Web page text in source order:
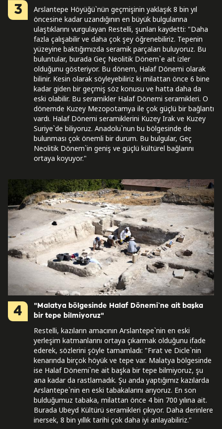
3
Arslantepe Höyüğü`nün geçmişinin yaklaşık 8 bin yıl
öncesine kadar uzandığının en büyük bulgularına
ulaştıklarını vurgulayan Restelli, şunları kaydetti: "Daha
fazla çalışabilir ve daha çok şey öğrenebiliriz. Tepenin
yüzeyine baktığımızda seramik parçaları buluyoruz. Bu
buluntular, burada Geç Neolitik Dönem`e ait izler
olduğunu gösteriyor. Bu dönem, Halaf Dönemi olarak
bilinir. Kesin olarak söyleyebiliriz ki milattan önce 6 bine
kadar giden bir geçmiş söz konusu ve hatta daha da
eski olabilir. Bu seramikler Halaf Dönemi seramikleri. O
dönemde Kuzey Mezopotamya ile çok güçlü bir bağlantı
vardı. Halaf Dönemi seramiklerini Kuzey Irak ve Kuzey
Suriye`de biliyoruz. Anadolu`nun bu bölgesinde de
bulunması çok önemli bir durum. Bu bulgular, Geç
Neolitik Dönem`in geniş ve güçlü kültürel bağlarını
ortaya koyuyor."
4
"Malatya bölgesinde Halaf Dönemi`ne ait başka
bir tepe bilmiyoruz"
Restelli, kazıların amacının Arslantepe`nin en eski
yerleşim katmanlarını ortaya çıkarmak olduğunu ifade
ederek, sözlerini şöyle tamamladı: "Fırat ve Dicle`nin
kenarında birçok höyük ve tepe var. Malatya bölgesinde
ise Halaf Dönemi`ne ait başka bir tepe bilmiyoruz, şu
ana kadar da rastlamadık. Şu anda yaptığımız kazılarda
Arslantepe`nin en eski tabakalarını arıyoruz. En son
bulduğumuz tabaka, milattan önce 4 bin 700 yılına ait.
Burada Ubeyd Kültürü seramikleri çıkıyor. Daha derinlere
inersek, 8 bin yıllık tarihi çok daha iyi anlayabiliriz."